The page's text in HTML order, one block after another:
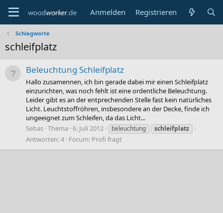
Anmelden Registrieren
Schlagworte
schleifplatz
Beleuchtung Schleifplatz
Hallo zusamennen, ich bin gerade dabei mir einen Schleifplatz
einzurichten, was noch fehlt ist eine ordentliche Beleuchtung.
Leider gibt es an der entprechenden Stelle fast kein natürliches
Licht. Leuchtstoffröhren, insbesondere an der Decke, finde ich
ungeeignet zum Schleifen, da das Licht...
Sebas Thema 6. Juli 2012 beleuchtung schleifplatz
Antworten: 4 Forum: Profi fragt